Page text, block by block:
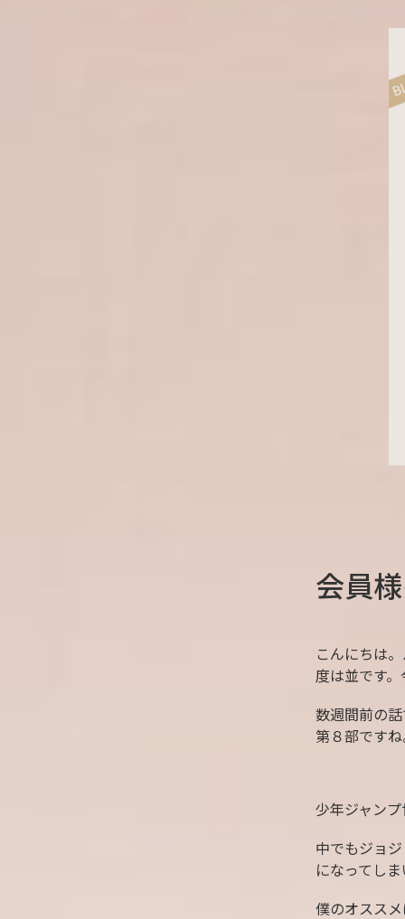
会員
こんにちは
度は並です
数週間前の
第８部です
少年ジャン
中でもジョ
になってし
僕のオスス